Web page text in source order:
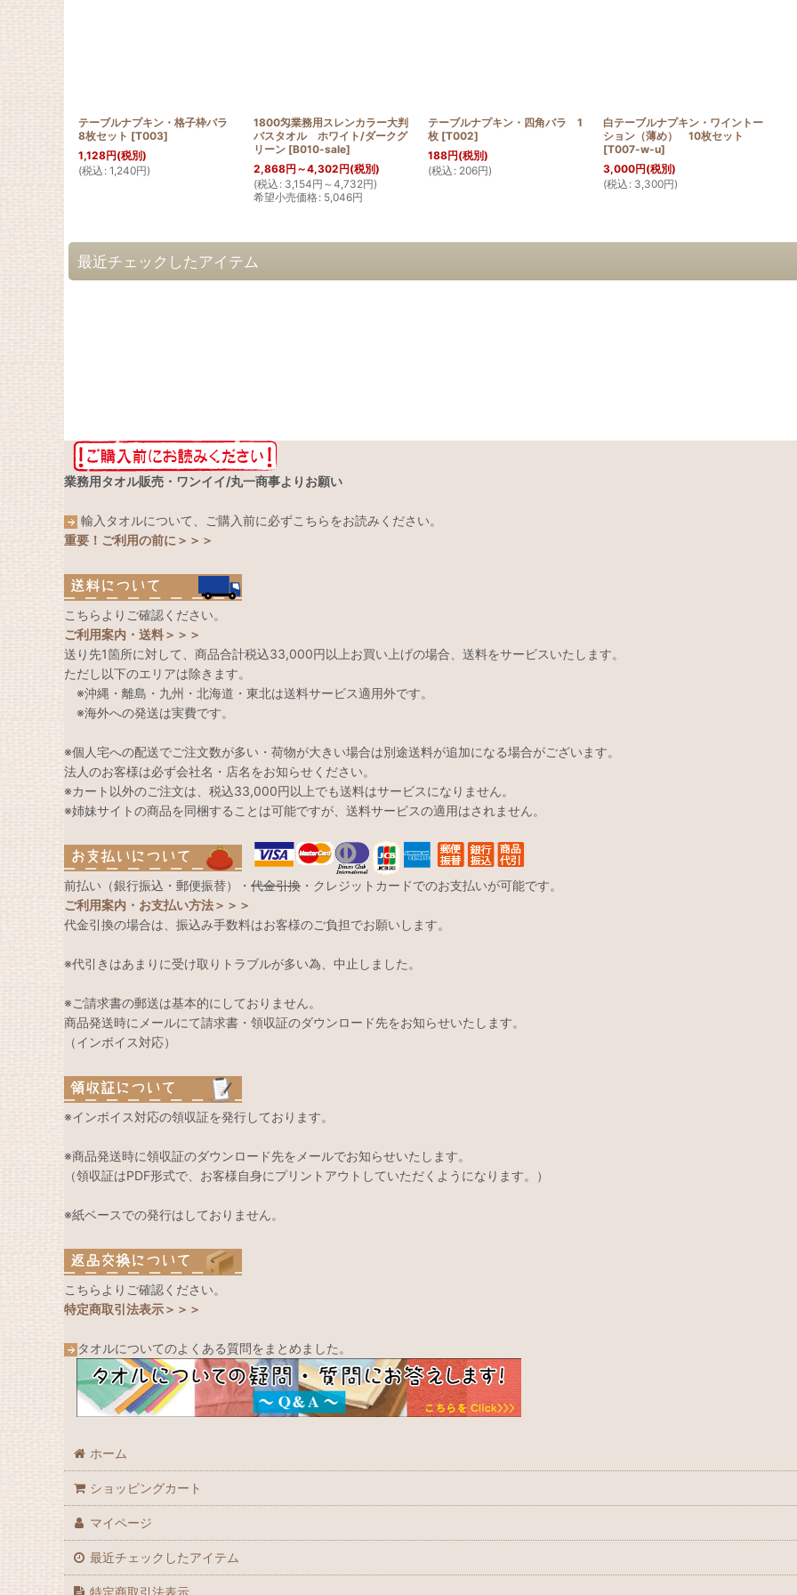
テーブルナプキン・格子枠バラ
8枚セット [T003]
1,128円(税別)
(税込 : 1,240円)
1800匁業務用スレンカラー大判
バスタオル ホワイト/ダークグ
リーン [B010-sale]
2,868円 ～4,302円(税別)
(税込 : 3,154円 ～4,732円)
希望小売価格: 5,046円
テーブルナプキン・四角バラ 1
枚 [T002]
188円(税別)
(税込 : 206円)
白テーブルナプキン・ワイントー
ション（薄め） 10枚セット
[T007-w-u]
3,000円(税別)
(税込 : 3,300円)
最近チェックしたアイテム
業務用タオル販売・ワンイイ/丸一商事よりお願い
輸入タオルについて、ご購入前に必ずこちらをお読みください。
重要！ご利用の前に＞＞＞
こちらよりご確認ください。
ご利用案内・送料＞＞＞
送り先1箇所に対して、商品合計税込33,000円以上お買い上げの場合、送料をサービスいたします。
ただし以下のエリアは除きます。
※沖縄・離島・九州・北海道・東北は送料サービス適用外です。
※海外への発送は実費です。
※個人宅への配送でご注文数が多い・荷物が大きい場合は別途送料が追加になる場合がございます。
法人のお客様は必ず会社名・店名をお知らせください。
※カート以外のご注文は、税込33,000円以上でも送料はサービスになりません。
※姉妹サイトの商品を同梱することは可能ですが、送料サービスの適用はされません。
前払い（銀行振込・郵便振替）・ 代金引換 ・クレジットカードでのお支払いが可能です。
ご利用案内・お支払い方法＞＞＞
代金引換の場合は、振込み手数料はお客様のご負担でお願いします。
※代引きはあまりに受け取りトラブルが多い為、中止しました。
※ご請求書の郵送は基本的にしておりません。
商品発送時にメールにて請求書・領収証のダウンロード先をお知らせいたします。
（インボイス対応）
※インボイス対応の領収証を発行しております。
※商品発送時に領収証のダウンロード先をメールでお知らせいたします。
（領収証はPDF形式で、お客様自身にプリントアウトしていただくようになります。）
※紙ベースでの発行はしておりません。
こちらよりご確認ください。
特定商取引法表示＞＞＞
タオルについてのよくある質問をまとめました。
ホーム
ショッピングカート
マイページ
最近チェックしたアイテム
特定商取引法表示